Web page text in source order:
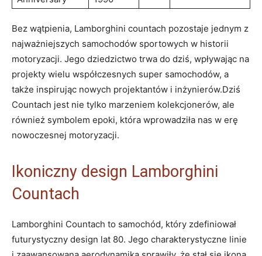
Bez wątpienia, Lamborghini countach pozostaje jednym z
najważniejszych samochodów sportowych w historii
motoryzacji. Jego dziedzictwo trwa do dziś, wpływając na
projekty wielu współczesnych super samochodów, a
także inspirując nowych projektantów i inżynierów.Dziś
Countach jest nie tylko marzeniem kolekcjonerów, ale
również symbolem epoki, która wprowadziła nas w erę
nowoczesnej motoryzacji.
Ikoniczny design Lamborghini
Countach
Lamborghini Countach to samochód, który zdefiniował
futurystyczny design lat 80. Jego charakterystyczne linie